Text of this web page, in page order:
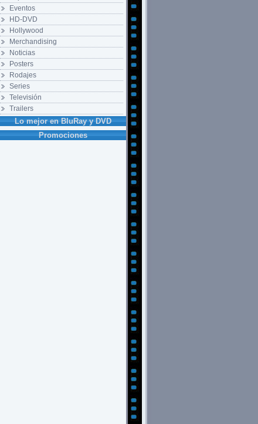
Eventos
HD-DVD
Hollywood
Merchandising
Noticias
Posters
Rodajes
Series
Televisión
Trailers
Lo mejor en BluRay y DVD
Promociones